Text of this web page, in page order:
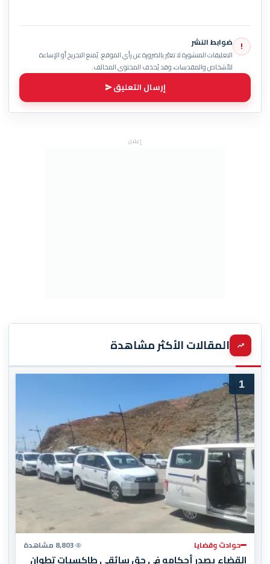
! ضوابط النشر
التعليقات المنشورة لا تعبّر بالضرورة عن رأي الموقع. يُمنع التجريح أو الإساءة
للأشخاص والمقدسات، وقد يُحذف المحتوى المخالف.
إرسال التعليق
إعلان
المقالات الأكثر مشاهدة
1
حوادث وقضايا 8,803 مشاهدة
القضاء يصدر أحكامه في حق سائقي طاكسيات تطوان